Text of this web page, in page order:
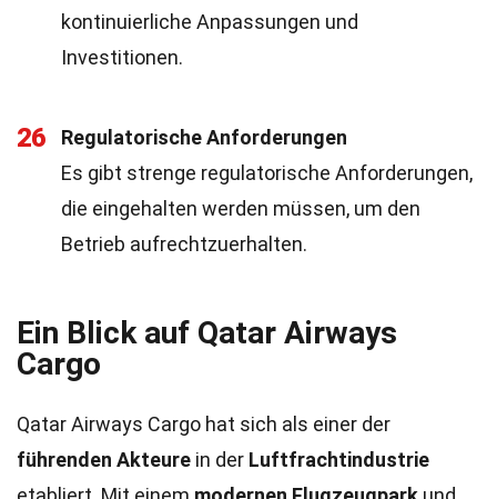
kontinuierliche Anpassungen und
Investitionen.
26
Regulatorische Anforderungen
Es gibt strenge regulatorische Anforderungen,
die eingehalten werden müssen, um den
Betrieb aufrechtzuerhalten.
Ein Blick auf Qatar Airways
Cargo
Qatar Airways Cargo hat sich als einer der
führenden Akteure in der Luftfrachtindustrie